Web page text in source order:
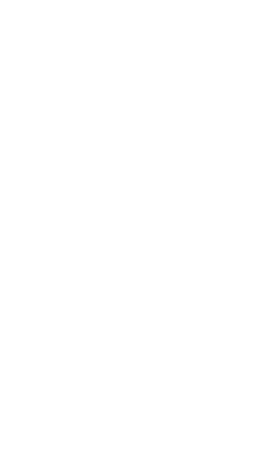
Skwar za oknem sprawia, że
odwiedzać nie tylko w po
pełni życia realizować swoje